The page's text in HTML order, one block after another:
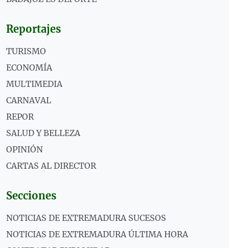
Reportajes
TURISMO
ECONOMÍA
MULTIMEDIA
CARNAVAL
REPOR
SALUD Y BELLEZA
OPINIÓN
CARTAS AL DIRECTOR
Secciones
NOTICIAS DE EXTREMADURA SUCESOS
NOTICIAS DE EXTREMADURA ÚLTIMA HORA